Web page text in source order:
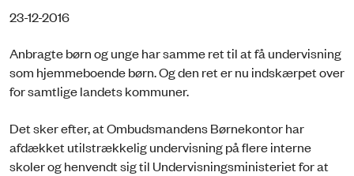
23-12-2016
Anbragte børn og unge har samme ret til at få undervisning
som hjemme­boende børn. Og den ret er nu indskærpet over
for samtlige landets kommuner.
Det sker efter, at Ombudsmandens Børnekontor har
afdækket utilstrækkelig undervisning på flere interne
skoler og henvendt sig til Undervisnings­ministeriet for at